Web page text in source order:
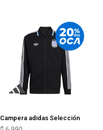
Campera adidas Selección
Argentina